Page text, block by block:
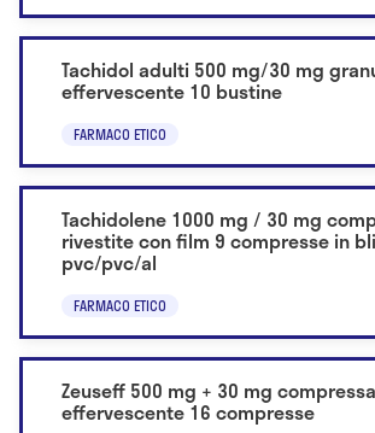
Tachidol adulti 500 mg/30 mg
effervescente 10 bustine
FARMACO ETICO
Tachidolene 1000 mg / 30 mg
rivestite con film 9 compresse in
pvc/pvc/al
FARMACO ETICO
Zeuseff 500 mg + 30 mg compressa
effervescente 16 compresse